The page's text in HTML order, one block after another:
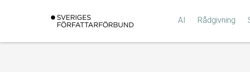
AI Rådgivning